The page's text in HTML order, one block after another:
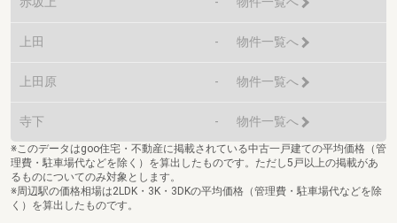
上田 - 物件一覧へ
上田原 - 物件一覧へ
寺下 - 物件一覧へ
※このデータはgoo住宅・不動産に掲載されている中古一戸建ての平均価格（管
理費・駐車場代などを除く）を算出したものです。ただし5戸以上の掲載があ
るものについてのみ対象とします。
※周辺駅の価格相場は2LDK・3K・3DKの平均価格（管理費・駐車場代などを除
く）を算出したものです。